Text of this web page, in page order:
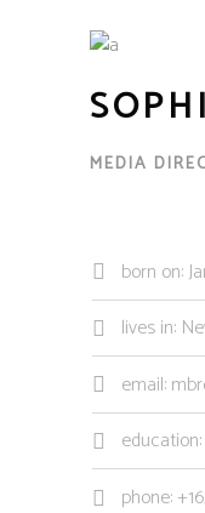
MEDIA
born on:
lives in:
email:
phone: